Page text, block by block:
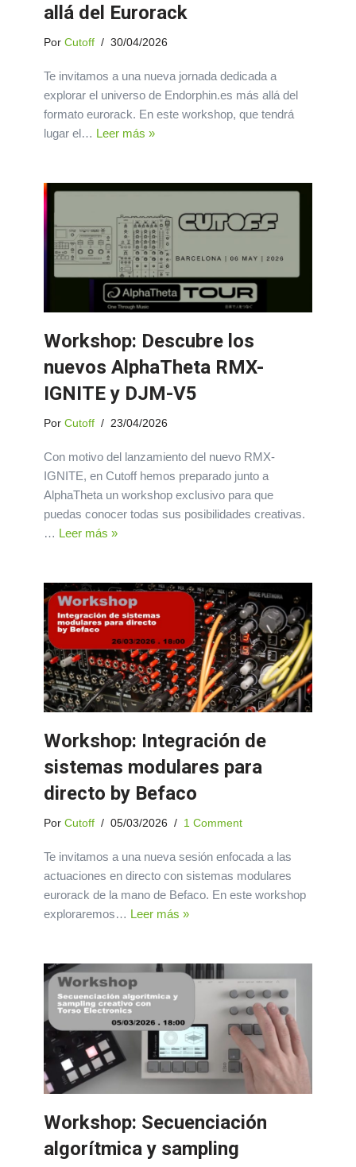
allá del Eurorack
Por Cutoff 30/04/2026
Te invitamos a una nueva jornada dedicada a
explorar el universo de Endorphin.es más allá del
formato eurorack. En este workshop, que tendrá
lugar el… Leer más »
Workshop: Descubre los
nuevos AlphaTheta RMX-
IGNITE y DJM-V5
Por Cutoff 23/04/2026
Con motivo del lanzamiento del nuevo RMX-
IGNITE, en Cutoff hemos preparado junto a
AlphaTheta un workshop exclusivo para que
puedas conocer todas sus posibilidades creativas.
… Leer más »
Workshop: Integración de
sistemas modulares para
directo by Befaco
Por Cutoff 05/03/2026 1 Comment
Te invitamos a una nueva sesión enfocada a las
actuaciones en directo con sistemas modulares
eurorack de la mano de Befaco. En este workshop
exploraremos… Leer más »
Workshop: Secuenciación
algorítmica y sampling